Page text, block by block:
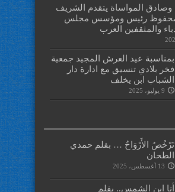
وصادق المواساة يتقدم الشريف
رئيس ومؤسس مجلس
والمثقفين العرب
بمناسبة عيد العرش المجيد جمعية
فخر بلادي تنسيق مع ادارة دار
الشباب ابن يخلف
9 يوليو، 2025
تَرْخُصُ الأَرْوَاحُ … بقلم حمدي
الطحان
13 أغسطس، 2025
أنا ابن الشمس.. بقلم